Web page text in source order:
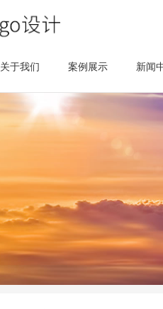
关于我们 案例展示 新闻